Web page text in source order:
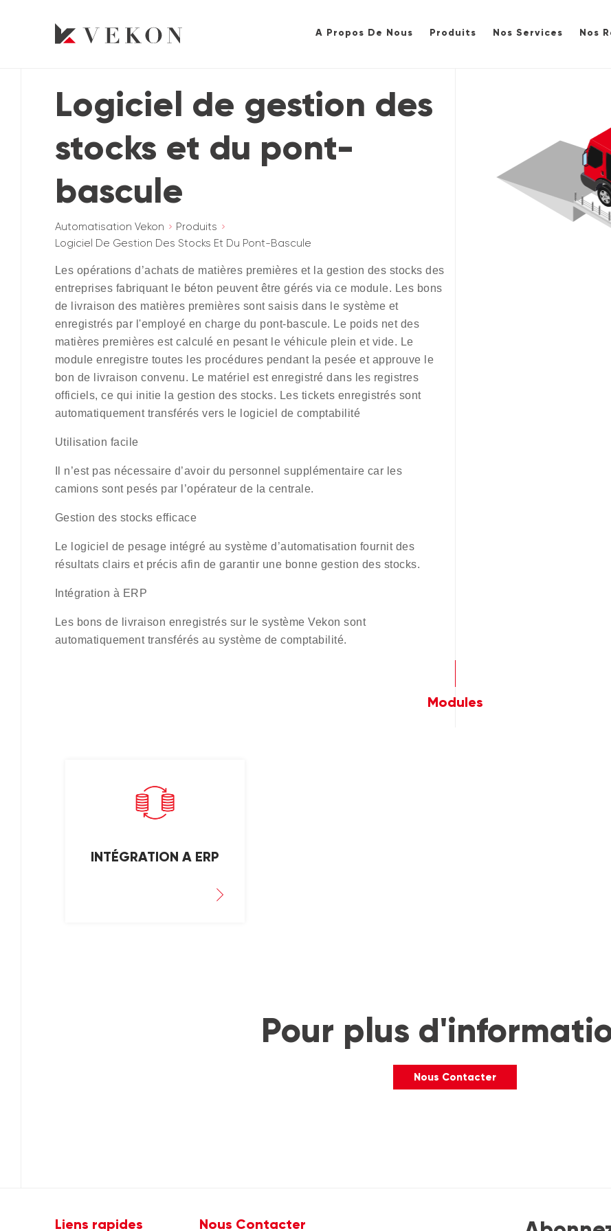
A Propos De Nous Produits
Logiciel de Gestion Centralisée
Système d`Automatisation des
La production d`agrégat et la
Logiciel de gestion des stocks et
Nos Services
Pièces de rechange
Assistance 7/24
Nos
Logiciel de gestion des
stocks et du pont-
bascule
Automatisation Vekon
Produits
Logiciel De Gestion Des Stocks Et Du Pont-Bascule
Les opérations d’achats de matières premières et la gestion des stocks des
entreprises fabriquant le béton peuvent être gérés via ce module. Les bons
de livraison des matières premières sont saisis dans le système et
enregistrés par l'employé en charge du pont-bascule. Le poids net des
matières premières est calculé en pesant le véhicule plein et vide. Le
module enregistre toutes les procédures pendant la pesée et approuve le
bon de livraison convenu. Le matériel est enregistré dans les registres
officiels, ce qui initie la gestion des stocks. Les tickets enregistrés sont
automatiquement transférés vers le logiciel de comptabilité
Utilisation facile
Il n’est pas nécessaire d’avoir du personnel supplémentaire car les
camions sont pesés par l’opérateur de la centrale.
Gestion des stocks efficace
Le logiciel de pesage intégré au système d’automatisation fournit des
résultats clairs et précis afin de garantir une bonne gestion des stocks.
Intégration à ERP
Les bons de livraison enregistrés sur le système Vekon sont
automatiquement transférés au système de comptabilité.
Modules
INTÉGRATION A ERP
Pour plus
Nous Contacter
Liens rapides Nous Contacter